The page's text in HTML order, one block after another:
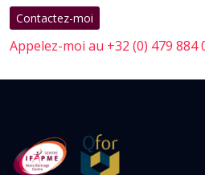
Contactez-moi
Appelez-moi au +32 (0) 479 884